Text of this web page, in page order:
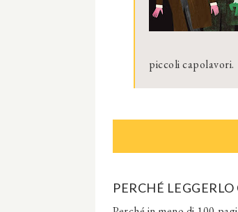
piccoli capolavori.
PERCHÉ LEGGERLO